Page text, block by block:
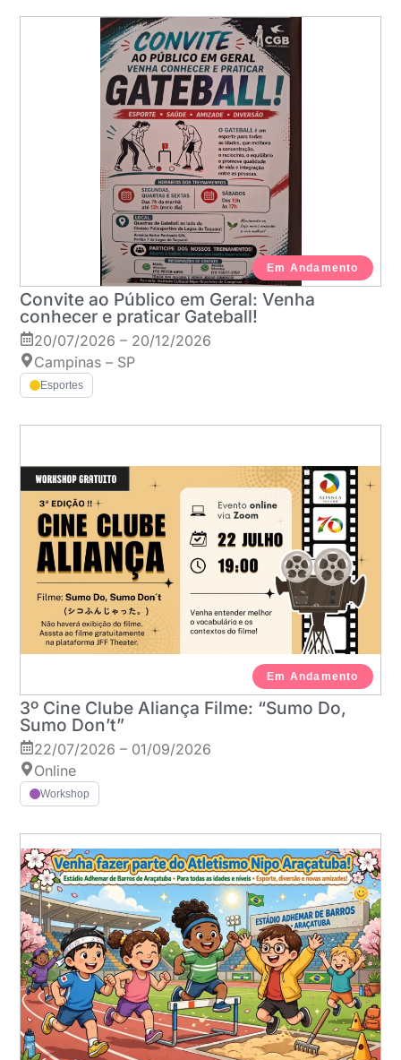
Em Andamento
Convite ao Público em Geral: Venha
conhecer e praticar Gateball!
20/07/2026 – 20/12/2026
Campinas – SP
Esportes
Em Andamento
3º Cine Clube Aliança Filme: “Sumo Do,
Sumo Don’t”
22/07/2026 – 01/09/2026
Online
Workshop